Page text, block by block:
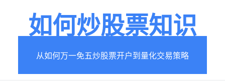
如何炒股票知识
从如何万一免五炒股票开户到量化交易策略